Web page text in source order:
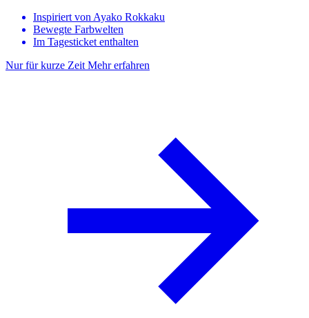
Inspiriert von Ayako Rokkaku
Bewegte Farbwelten
Im Tagesticket enthalten
Nur für kurze Zeit Mehr erfahren